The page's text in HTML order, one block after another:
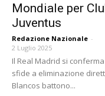
Mondiale per
Juventus
Redazione Nazionale -
2 Luglio 2025
Il Real Madrid si
sfide a eliminazione
Blancos battono...